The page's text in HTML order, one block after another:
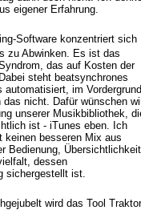
eigener Erfahrung.
Software konzentriert sich
zu Abwinken. Es ist das
das auf Kosten der
steht beatsynchrones
automatisiert, im
das nicht. Dafür wünschen
unserer Musikbibliothek,
ist - iTunes eben. Ich
keinen besseren Mix aus
Bedienung, Übersichtlichkeit
dessen
sichergestellt ist.
wird das Tool Traktor